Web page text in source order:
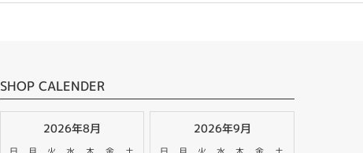
SHOP CALENDER
2026年8月 2026年9月